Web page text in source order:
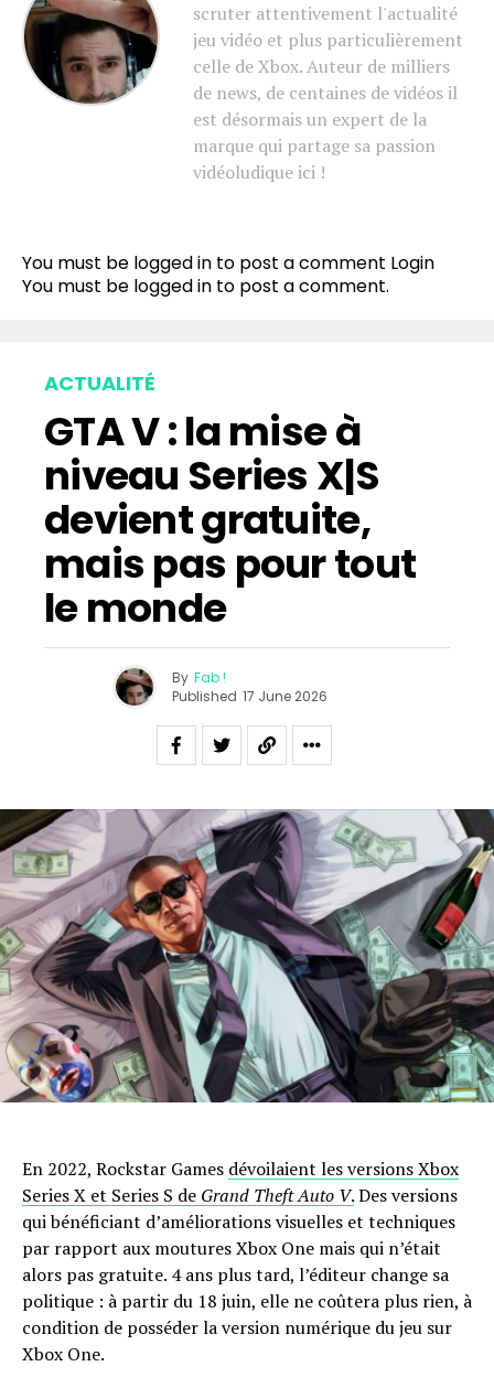
scruter attentivement l'actualité
jeu vidéo et plus particulièrement
celle de Xbox. Auteur de milliers
de news, de centaines de vidéos il
est désormais un expert de la
marque qui partage sa passion
vidéoludique ici !
You must be logged in to post a comment Login
You must be logged in to post a comment.
ACTUALITÉ
GTA V : la mise à
niveau Series X|S
devient gratuite,
mais pas pour tout
le monde
By Fab !
Published 17 June 2026
En 2022, Rockstar Games dévoilaient les versions Xbox
Series X et Series S de Grand Theft Auto V.Des versions
qui bénéficiant d’améliorations visuelles et techniques
par rapport aux moutures Xbox One mais qui n’était
alors pas gratuite. 4 ans plus tard, l’éditeur change sa
politique : à partir du 18 juin, elle ne coûtera plus rien, à
condition de posséder la version numérique du jeu sur
Xbox One.